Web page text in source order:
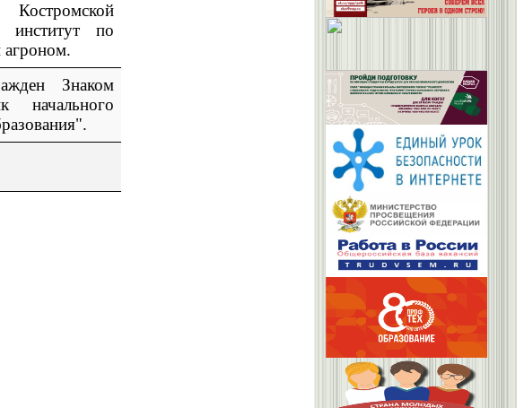
институт по
агроном.
Знаком
начального